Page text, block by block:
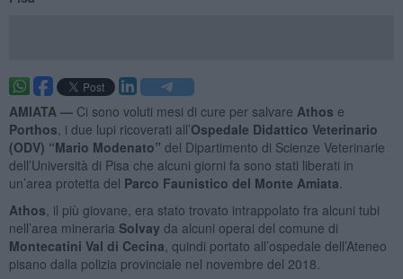
AMIATA — Ci sono voluti mesi di cure per salvare Athos e
Porthos , i due lupi ricoverati all’Ospedale Didattico Veterinario
(ODV) “Mario Modenato” del Dipartimento di Scienze Veterinarie
dell’Università di Pisa che alcuni giorni fa sono stati liberati in
un’area protetta del Parco Faunistico del Monte Amiata
Athos , il più giovane, era stato trovato intrappolato fra alcuni tubi
nell’area mineraria Solvay da alcuni operai del comune di
Montecatini Val di Cecina , quindi portato all’ospedale dell’Ateneo
pisano dalla polizia provinciale nel novembre del 2018.